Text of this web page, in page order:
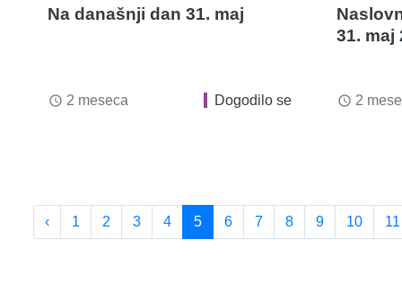
Na današnji dan 31. maj
access_time 2 meseca Dogodilo se
31. maj
access_time 2
‹ 1 2 3 4 5 6 7 8 9 10 11